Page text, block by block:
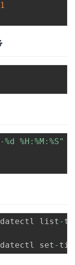
%d %H:%M:%S"
list -
set -